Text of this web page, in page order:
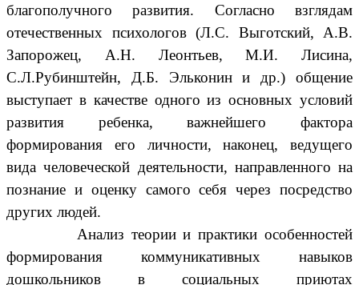
благополучного развития. Согласно взглядам
отечественных психологов (Л.С. Выготский, А.В.
Запорожец, А.Н. Леонтьев, М.И. Лисина,
С.Л.Рубинштейн, Д.Б. Эльконин и др.) общение
выступает в качестве одного из основных условий
развития ребенка, важнейшего фактора
формирования его личности, наконец, ведущего
вида человеческой деятельности, направленного на
познание и оценку самого себя через посредство
других людей.
Анализ теории и практики особенностей
формирования коммуникативных навыков
дошкольников в социальных приютах